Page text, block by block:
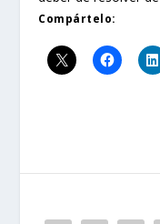
Compártelo: